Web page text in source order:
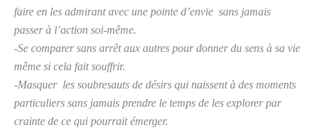
faire en les admirant avec une pointe d’envie sans jamais
passer à l’action soi-même.
-Se comparer sans arrêt aux autres pour donner du sens à sa vie
même si cela fait souffrir.
-Masquer les soubresauts de désirs qui naissent à des moments
particuliers sans jamais prendre le temps de les explorer par
crainte de ce qui pourrait émerger.